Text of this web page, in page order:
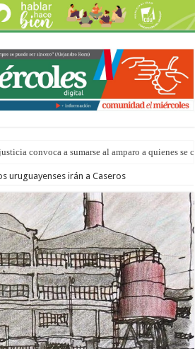
convoca a sumarse al amparo a quienes se
agostocon sus días y horarios
uruguayenses irán a Caseros